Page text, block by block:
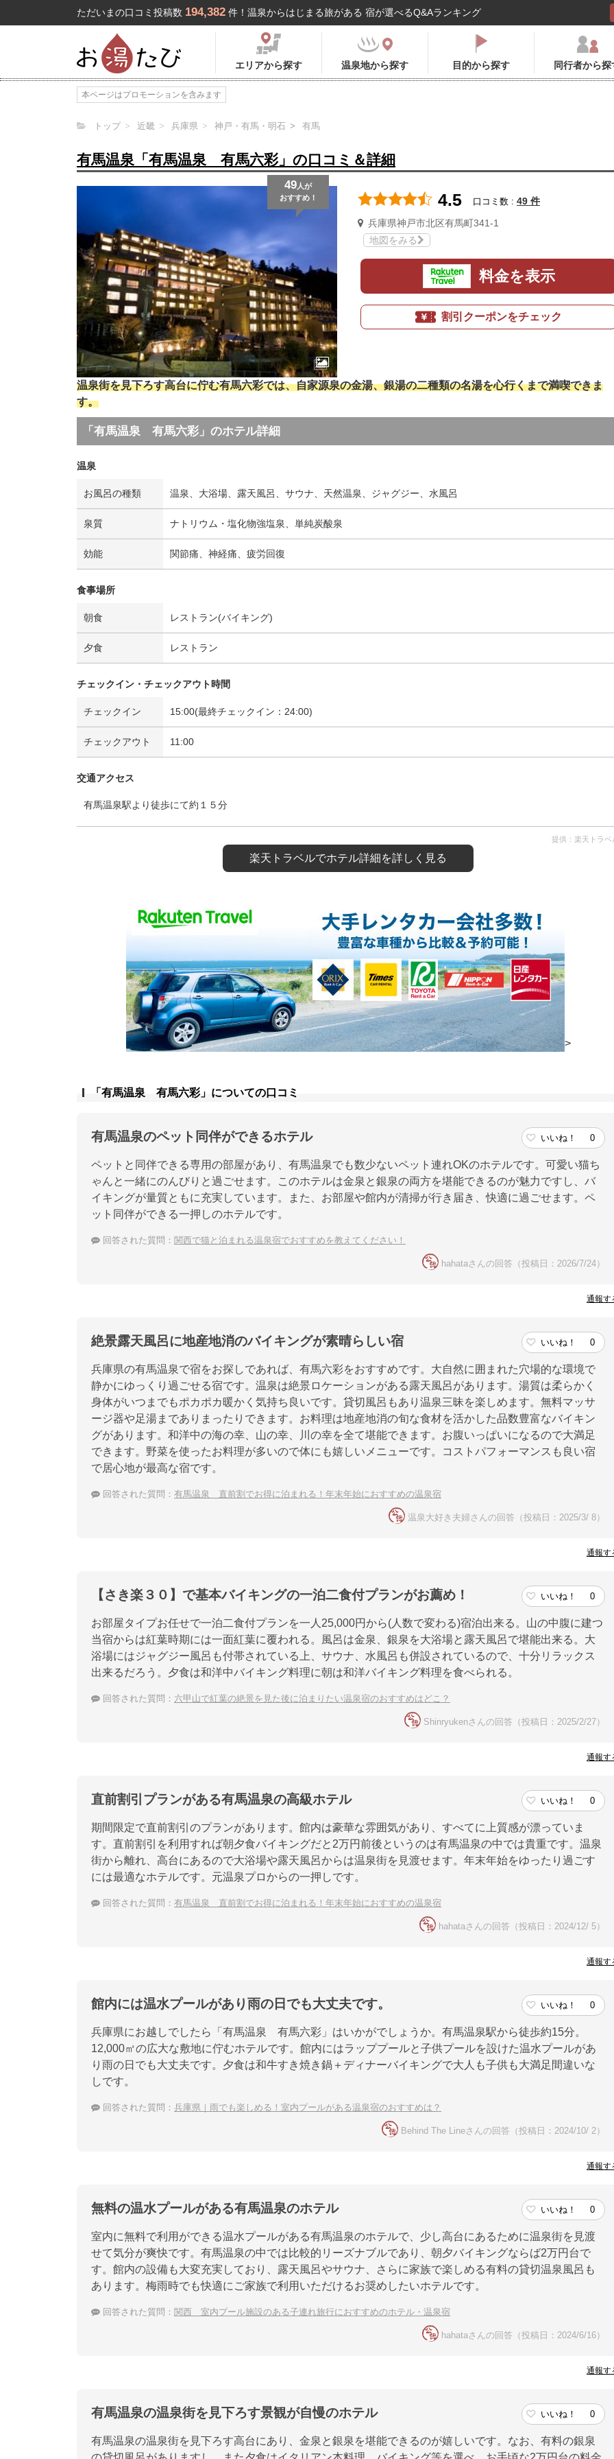
ただいまの口コミ投稿数 194,382 件！温泉からはじまる旅がある 宿が選べるQ&Aランキング
エリアから探す 温泉地から探す 目的から探す 同行者から探
本ページはプロモーションを含みます
トップ 近畿 兵庫県 神戸・有馬・明石 有馬
有馬温泉「有馬温泉 有馬六彩」の口コミ＆詳細
49 人が
おすすめ！
4.5 口コミ数 : 49 件
兵庫県神戸市北区有馬町341-1
地図をみる
料金を表示
割引クーポンをチェック
温泉街を見下ろす高台に佇む有馬六彩では、自家源泉の金湯、銀湯の二種類の名湯を心行くまで満喫できま
す。
「有馬温泉 有馬六彩」のホテル詳細
温泉
お風呂の種類 温泉、大浴場、露天風呂、サウナ、天然温泉、ジャグジー、水風呂
泉質 ナトリウム・塩化物強塩泉、単純炭酸泉
効能 関節痛、神経痛、疲労回復
食事場所
朝食 レストラン(バイキング)
夕食 レストラン
チェックイン・チェックアウト時間
チェックイン 15:00(最終チェックイン：24:00)
チェックアウト 11:00
交通アクセス
有馬温泉駅より徒歩にて約１５分
提供：楽天トラベ
楽天トラベルでホテル詳細を詳しく見る
>
「有馬温泉 有馬六彩」についての口コミ
有馬温泉のペット同伴ができるホテル いいね！ 0
ペットと同伴できる専用の部屋があり、有馬温泉でも数少ないペット連れOKのホテルです。可愛い猫ち
ゃんと一緒にのんびりと過ごせます。このホテルは金泉と銀泉の両方を堪能できるのが魅力ですし、バ
イキングが量質ともに充実しています。また、お部屋や館内が清掃が行き届き、快適に過ごせます。ペ
ット同伴ができる一押しのホテルです。
回答された質問： 関西で猫と泊まれる温泉宿でおすすめを教えてください！
hahataさんの回答（投稿日：2026/7/24）
通報す
絶景露天風呂に地産地消のバイキングが素晴らしい宿 いいね！ 0
兵庫県の有馬温泉で宿をお探しであれば、有馬六彩をおすすめです。大自然に囲まれた穴場的な環境で
静かにゆっくり過ごせる宿です。温泉は絶景ロケーションがある露天風呂があります。湯質は柔らかく
身体がいつまでもポカポカ暖かく気持ち良いです。貸切風呂もあり温泉三昧を楽しめます。無料マッサ
ージ器や足湯までありまったりできます。お料理は地産地消の旬な食材を活かした品数豊富なバイキン
グがあります。和洋中の海の幸、山の幸、川の幸を全て堪能できます。お腹いっぱいになるので大満足
できます。野菜を使ったお料理が多いので体にも嬉しいメニューです。コストパフォーマンスも良い宿
で居心地が最高な宿です。
回答された質問： 有馬温泉 直前割でお得に泊まれる！年末年始におすすめの温泉宿
温泉大好き夫婦さんの回答（投稿日：2025/3/ 8）
通報す
【さき楽３０】で基本バイキングの一泊二食付プランがお薦め！ いいね！ 0
お部屋タイプお任せで一泊二食付プランを一人25,000円から(人数で変わる)宿泊出来る。山の中腹に建つ
当宿からは紅葉時期には一面紅葉に覆われる。風呂は金泉、銀泉を大浴場と露天風呂で堪能出来る。大
浴場にはジャグジー風呂も付帯されている上、サウナ、水風呂も併設されているので、十分リラックス
出来るだろう。夕食は和洋中バイキング料理に朝は和洋バイキング料理を食べられる。
回答された質問： 六甲山で紅葉の絶景を見た後に泊まりたい温泉宿のおすすめはどこ？
Shinryukenさんの回答（投稿日：2025/2/27）
通報す
直前割引プランがある有馬温泉の高級ホテル いいね！ 0
期間限定で直前割引のプランがあります。館内は豪華な雰囲気があり、すべてに上質感が漂っていま
す。直前割引を利用すれば朝夕食バイキングだと2万円前後というのは有馬温泉の中では貴重です。温泉
街から離れ、高台にあるので大浴場や露天風呂からは温泉街を見渡せます。年末年始をゆったり過ごす
には最適なホテルです。元温泉プロからの一押しです。
回答された質問： 有馬温泉 直前割でお得に泊まれる！年末年始におすすめの温泉宿
hahataさんの回答（投稿日：2024/12/ 5）
通報す
館内には温水プールがあり雨の日でも大丈夫です。 いいね！ 0
兵庫県にお越しでしたら「有馬温泉 有馬六彩」はいかがでしょうか。有馬温泉駅から徒歩約15分。
12,000㎡の広大な敷地に佇むホテルです。館内にはラッププールと子供プールを設けた温水プールがあ
り雨の日でも大丈夫です。夕食は和牛すき焼き鍋＋ディナーバイキングで大人も子供も大満足間違いな
しです。
回答された質問： 兵庫県｜雨でも楽しめる！室内プールがある温泉宿のおすすめは？
Behind The Lineさんの回答（投稿日：2024/10/ 2）
通報す
無料の温水プールがある有馬温泉のホテル いいね！ 0
室内に無料で利用ができる温水プールがある有馬温泉のホテルで、少し高台にあるために温泉街を見渡
せて気分が爽快です。有馬温泉の中では比較的リーズナブルであり、朝夕バイキングならば2万円台で
す。館内の設備も大変充実しており、露天風呂やサウナ、さらに家族で楽しめる有料の貸切温泉風呂も
あります。梅雨時でも快適にご家族で利用いただけるお奨めしたいホテルです。
回答された質問： 関西 室内プール施設のある子連れ旅行におすすめのホテル・温泉宿
hahataさんの回答（投稿日：2024/6/16）
通報す
有馬温泉の温泉街を見下ろす景観が自慢のホテル いいね！ 0
有馬温泉の温泉街を見下ろす高台にあり、金泉と銀泉を堪能できるのが嬉しいです。なお、有料の銀泉